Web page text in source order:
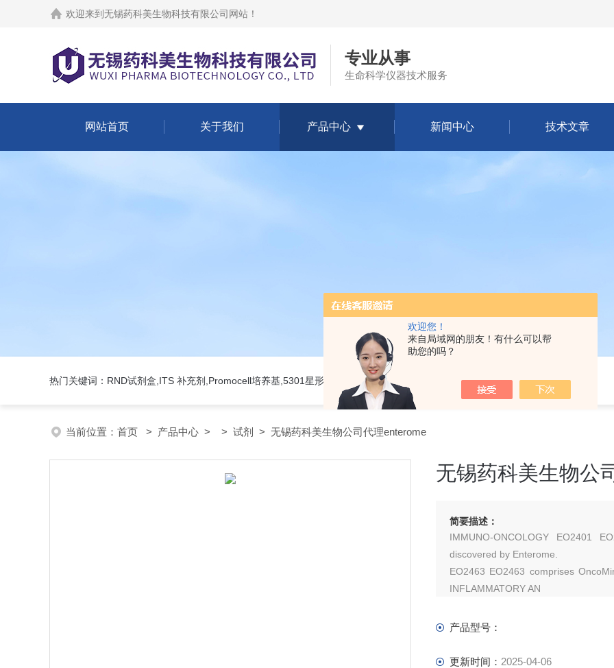
欢迎您！
来自局域网的朋友！有什么可以帮
助您的吗？
欢迎来到 无锡药科美生物科技有限公司网站 ！
专业从事
生命科学仪器技术服务
网站首页 关于我们 产品中心 新闻中心 技术文章
热门关键词：RND试剂盒,ITS 补充剂,Promocell培养基,5301星形细胞培养基
当前位置： 首页 > 产品中心 > > 试剂 > 无锡药科美生物公司代理enterome
无锡药科美生物公
简要描述：
IMMUNO-ONCOLOGY EO2401
discovered by Enterome.
EO2463 EO2463 comprises
INFLAMMATORY AN
产品型号：
更新时间： 2025-04-06